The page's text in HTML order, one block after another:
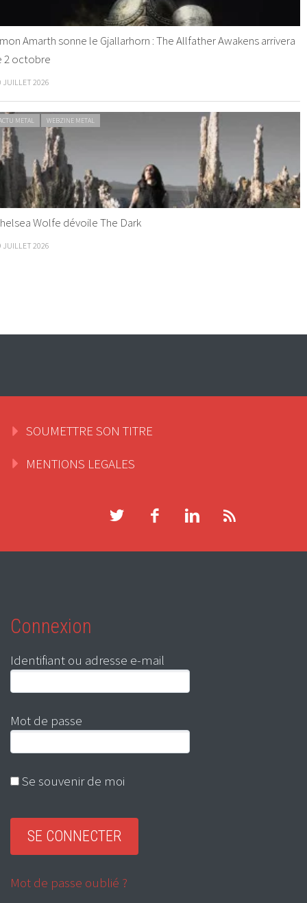
Amarth sonne le Gjallarhorn : The Allfather Awakens arrivera
2 octobre
JUILLET 2026
METAL WEBZINE METAL
Wolfe dévoile The Dark
JUILLET 2026
SOUMETTRE SON TITRE
MENTIONS LEGALES
Connexion
Identifiant ou adresse e-mail
Mot de passe
Se souvenir de moi
Mot de passe oublié ?